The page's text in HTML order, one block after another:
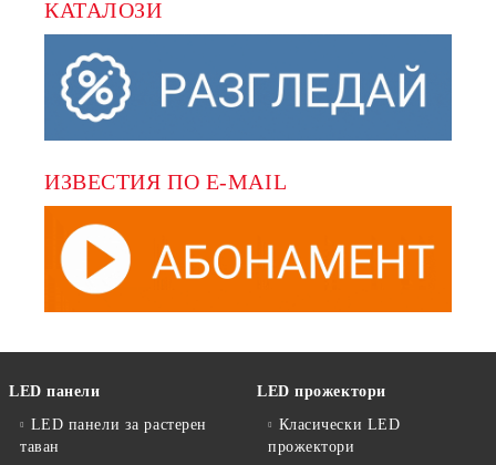
КАТАЛОЗИ
ИЗВЕСТИЯ ПО E-MAIL
LED панели
LED панели за растерен
таван
LED прожектори
Класически LED
прожектори